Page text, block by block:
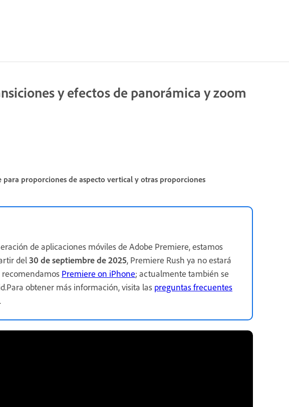
y efectos de panorámica y zoom
proporciones de aspecto vertical y otras proporciones
de aplicaciones móviles de Adobe Premiere, estamos
del30 de septiembre de 2025, Premiere Rush ya no estará
recomendamos Premiere on iPhone; actualmente también se
obtener más información, visita las preguntas frecuentes
.